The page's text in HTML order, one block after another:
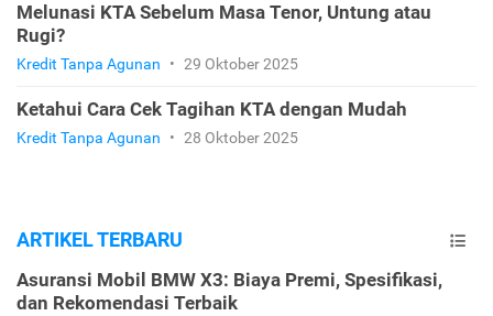
Melunasi KTA Sebelum Masa Tenor, Untung atau
Rugi?
Kredit Tanpa Agunan • 29 Oktober 2025
Ketahui Cara Cek Tagihan KTA dengan Mudah
Kredit Tanpa Agunan • 28 Oktober 2025
ARTIKEL TERBARU
Asuransi Mobil BMW X3: Biaya Premi, Spesifikasi,
dan Rekomendasi Terbaik